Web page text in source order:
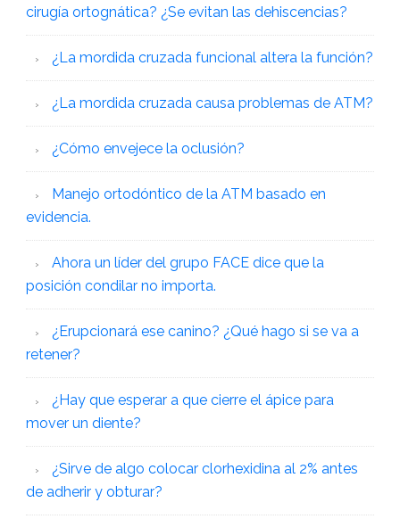
cirugía ortognática? ¿Se evitan las dehiscencias?
¿La mordida cruzada funcional altera la función?
¿La mordida cruzada causa problemas de ATM?
¿Cómo envejece la oclusión?
Manejo ortodóntico de la ATM basado en
evidencia.
Ahora un líder del grupo FACE dice que la
posición condilar no importa.
¿Erupcionará ese canino? ¿Qué hago si se va a
retener?
¿Hay que esperar a que cierre el ápice para
mover un diente?
¿Sirve de algo colocar clorhexidina al 2% antes
de adherir y obturar?